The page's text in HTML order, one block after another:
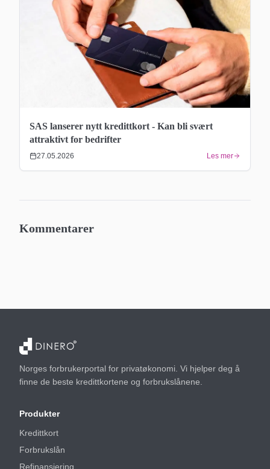
SAS lanserer nytt kredittkort - Kan bli svært
attraktivt for bedrifter
27.05.2026 Les mer
Kommentarer
Norges forbrukerportal for privatøkonomi. Vi hjelper deg å
finne de beste kredittkortene og forbrukslånene.
Produkter
Kredittkort
Forbrukslån
Refinansiering